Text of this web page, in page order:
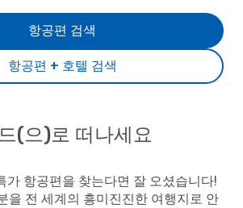
항공편 + 호텔 검색
항공편 검색
(으)로 떠나세요
가 항공편을 찾는다면 잘 오셨습니다!
을 전 세계의 흥미진진한 여행지로 안